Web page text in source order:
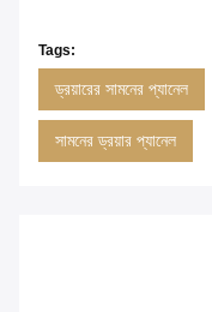
Tags:
ড্রয়ারের সামনের প্যানেল
সামনের ড্রয়ার প্যানেল